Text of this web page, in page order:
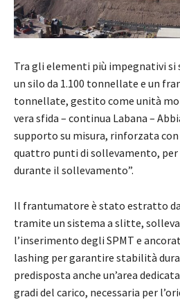
Tra gli elementi più impegnativi
un silo da 1.100 tonnellate e un
tonnellate, gestito come unità
vera sfida – continua Labana –
supporto su misura, rinforzata
quattro punti di sollevamento,
durante il sollevamento”.
Il frantumatore è stato estratto
tramite un sistema a slitte,
l’inserimento degli SPMT e
lashing per garantire stabilità
predisposta anche un’area
gradi del carico, necessaria per